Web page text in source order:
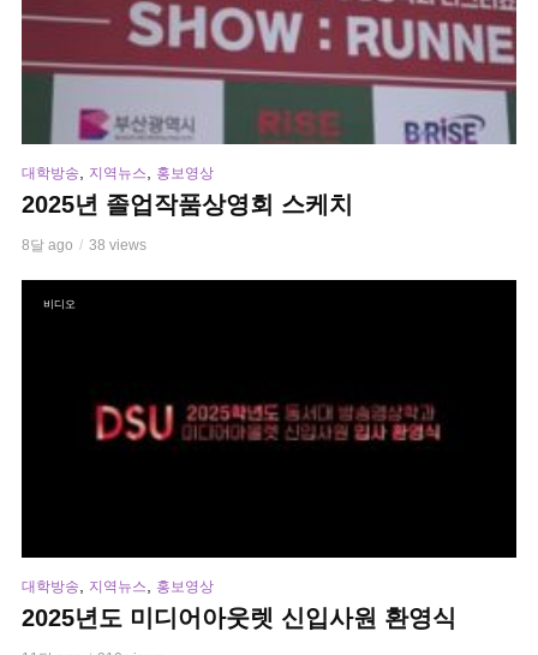
대학방송 지역뉴스 홍보영상
2025년 졸업작품상영회 스케치
8달 ago 38 views
비디오
대학방송 지역뉴스 홍보영상
2025년도 미디어아웃렛 신입사원 환영식